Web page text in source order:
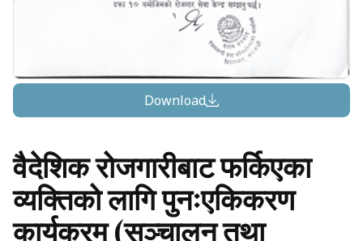
Download
वैदेशिक रोजगारीबाट फर्किएका
व्यक्तिको लागि पुनःएकिकरण
कार्यक्रम (सञ्चालन तथा